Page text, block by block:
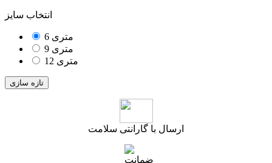
انتخاب سایز
6 متری
9 متری
12 متری
ارسال با گارانتی سلامت